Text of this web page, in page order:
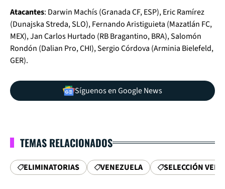
Atacantes: Darwin Machís (Granada CF, ESP), Eric Ramírez
(Dunajska Streda, SLO), Fernando Aristiguieta (Mazatlán FC,
MEX), Jan Carlos Hurtado (RB Bragantino, BRA), Salomón
Rondón (Dalian Pro, CHI), Sergio Córdova (Arminia Bielefeld,
GER).
Síguenos en Google News
TEMAS RELACIONADOS
ELIMINATORIAS VENEZUELA SELECCIÓN